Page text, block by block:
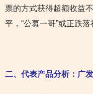
票的方式获得超额收益
平，“公募一哥”或正跌落
二、代表产品分析：广